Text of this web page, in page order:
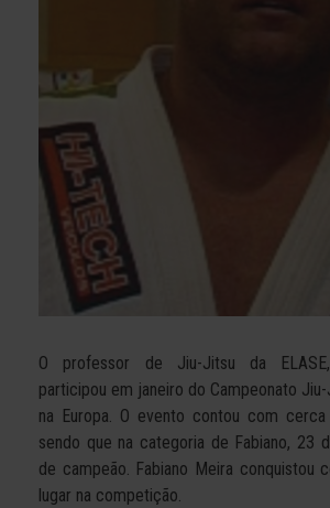
O professor de Jiu-Jitsu da
participou em janeiro do Campeonato
na Europa. O evento contou com
sendo que na categoria de Fabiano, 23
de campeão. Fabiano Meira conquistou
lugar na competição.